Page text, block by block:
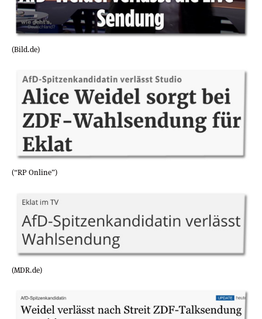
(Bild.de)
(“RP Online”)
(MDR.de)